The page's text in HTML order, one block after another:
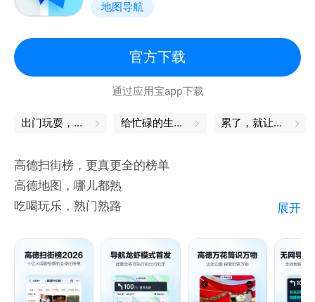
地图导航
官方下载
通过应用宝app下载
出门玩耍，这些App帮你省心 给忙碌的生活，一个中场休息 累了，就让身体出去放松一下
高德扫街榜，更真更全的榜单
高德地图，哪儿都熟
吃喝玩乐，熟门熟路
订酒店买门票，熟门熟路
出国游，用高德
超前科技，全域覆盖
展开